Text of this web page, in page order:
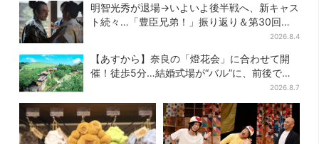
明智光秀が退場→いよいよ後半戦へ、新キャス
ト続々…「豊臣兄弟！」振り返り＆第30回あ
2026.8.4
【あすから】奈良の「燈花会」に合わせて開
催！徒歩5分…結婚式場が“バル”に、前後で食
2026.8.7